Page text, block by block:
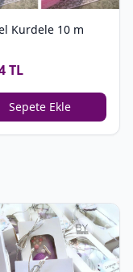
Kurdele 10 m
TL
Sepete Ekle